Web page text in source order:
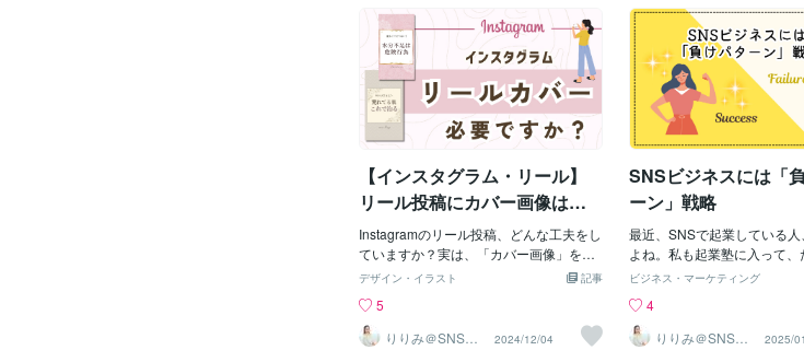
で運用してマネタイズのスピードを上げ
ていきましょう。ご覧いただきありがと
うございました。藤川莉里美
発信できません。「毎日投
から、 インスタや
そんなことにならないよう
を自分のペースに合わせて続
大事です。積み上げが大事
す。なので、私が作るテンプ
ライアントさんのCanvaの使
よってデザインが変わります
ん、手の込んだデザインが素
続けられないテンプレを渡し
アントさんを困らせるだけだ
ぜひお試しくださいね。お
ありがとうございました！
ー藤川りりみ
【インスタグラム・リール】
リール投稿にカバー画像は必
要？
Instagramのリール投稿、どんな工夫をし
ていますか？実は、「カバー画像」をつ
けるだけで、投稿全体の見え方がぐっと
画像をつける利点と、押さえておきたい
ポイントをお伝えします！1. カバー画像
で「世界観」を統一するリールにカバー
記事
デザイン・イラスト
5
りりみ＠SNSイ
ンスタ運用
2024/12/04
SNSビジネスには「
ーン」戦略
最近、SNSで起業している
よね。私も起業塾に入って、
ビジネスをしている人を見
うな…」と感じる人がいるん
なら、そういう人たちには
から。【一人でやってるから
ビジネス・マーケティング
4
りりみ＠SNSイ
ンスタ運用
2025/